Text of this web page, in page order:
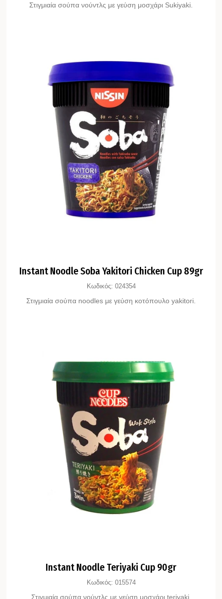
Στιγμιαία σούπα νούντλς με γεύση μοσχάρι Sukiyaki.
Instant Noodle Soba Yakitori Chicken Cup 89gr
Κωδικός: 024354
Στιγμιαία σούπα noodles με γεύση κοτόπουλο yakitori.
Instant Noodle Teriyaki Cup 90gr
Κωδικός: 015574
Στιγμιαία σούπα νούντλς με γεύση μοσχάρι teriyaki.